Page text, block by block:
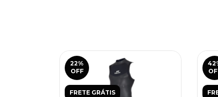
22%
OFF
FRETE GRÁTIS
42